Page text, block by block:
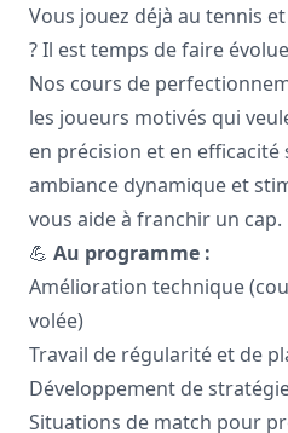
Vous jouez déjà au tennis
? Il est temps de faire
Nos cours de
les joueurs motivés qui
en précision et en
ambiance dynamique et
vous aide à franchir un cap.
💪 Au programme :
Amélioration technique
volée)
Travail de régularité et de
Développement de
Situations de match pour